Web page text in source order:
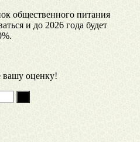
общественного питания
и до 2026 года будет
вашу оценку!